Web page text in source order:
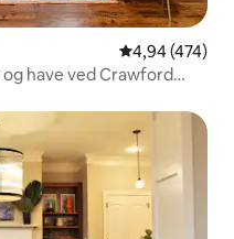
4,94 ud af 5 i
4,94 (474)
have ved Crawford